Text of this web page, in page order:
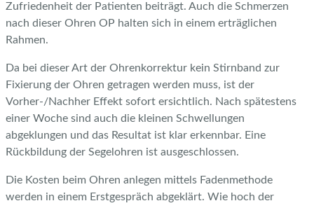
Zufriedenheit der Patienten beiträgt. Auch die Schmerzen
nach dieser Ohren OP halten sich in einem erträglichen
Rahmen.
Da bei dieser Art der Ohrenkorrektur kein Stirnband zur
Fixierung der Ohren getragen werden muss, ist der
Vorher-/Nachher Effekt sofort ersichtlich. Nach spätestens
einer Woche sind auch die kleinen Schwellungen
abgeklungen und das Resultat ist klar erkennbar. Eine
Rückbildung der Segelohren ist ausgeschlossen.
Die Kosten beim Ohren anlegen mittels Fadenmethode
werden in einem Erstgespräch abgeklärt. Wie hoch der